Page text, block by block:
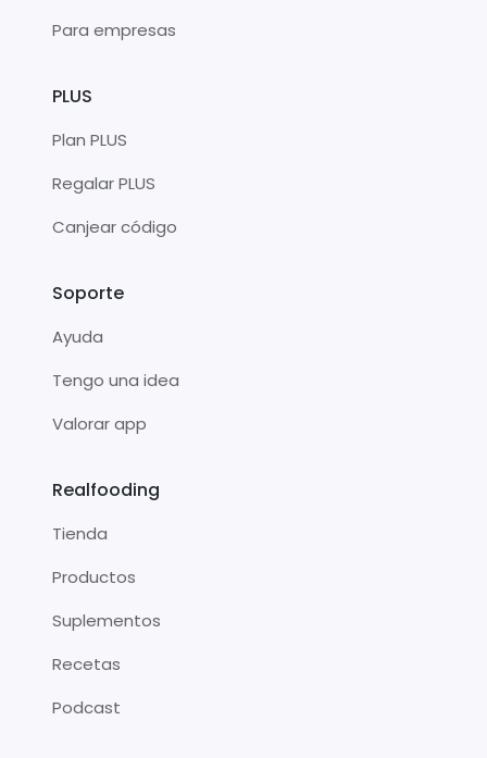
Para empresas
PLUS
Plan PLUS
Regalar PLUS
Canjear código
Soporte
Ayuda
Tengo una idea
Valorar app
Realfooding
Tienda
Productos
Suplementos
Recetas
Podcast